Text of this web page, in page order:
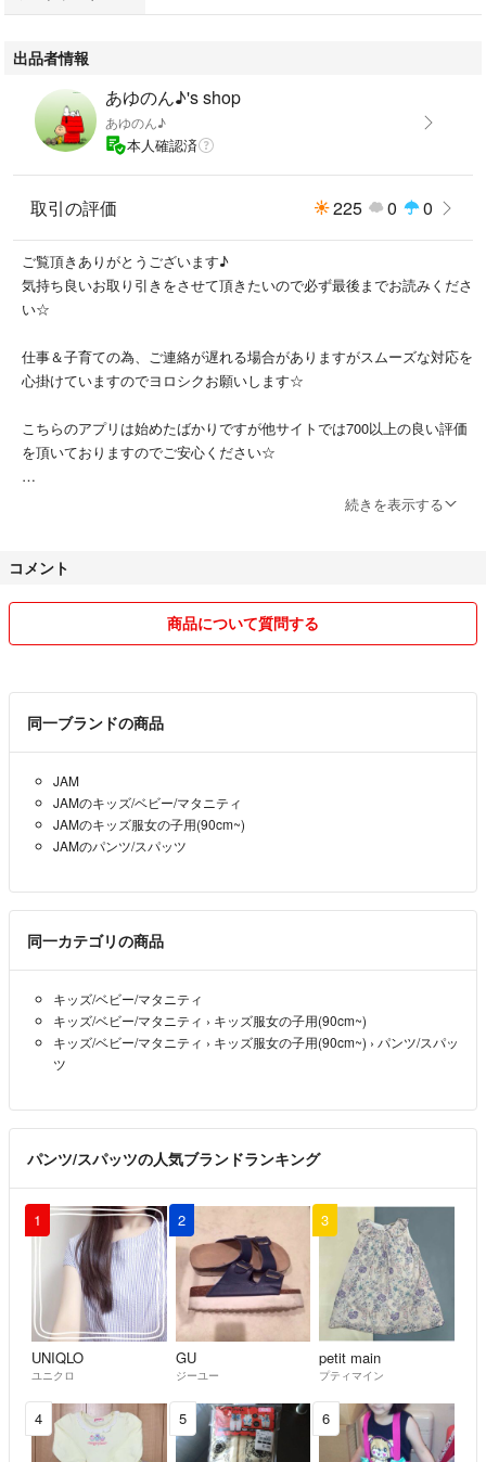
#ヒスミニ
出品者情報
あゆのん♪'s shop
あゆのん♪
本人確認済
取引の評価 225 0 0
ご覧頂きありがとうございます♪
気持ち良いお取り引きをさせて頂きたいので必ず最後までお読みくださ
い☆
仕事＆子育ての為、ご連絡が遅れる場合がありますがスムーズな対応を
心掛けていますのでヨロシクお願いします☆
こちらのアプリは始めたばかりですが他サイトでは700以上の良い評価
を頂いておりますのでご安心ください☆
★コメント、質問等のやりとりは最後までお願いします。
又、最低希望価格で出品している為、お値下げできない商品もございま
す☆
★ダラダラと長期にわたるお取り引きは苦手です！
お支払いは土・日・祝を除いて基本3日以内でお願いします。私が購入
させて頂いた場合も3日以内にお支払いさせて頂きますのでヨロシクお
★交渉中やコメントを頂いていても即購入された方を優先させて頂きま
すのでご了承ください☆
商品により圧縮袋に入れての梱包になります。
又、発送方法を変更する場合がありますがご理解ください。
★お取り置きは基本的にお受けしておりません。
(過去にお取り置きをしてそのままキャンセルされた事が他サイトで何
度もあった為)
どうしてもと言う方は評価を拝見させて頂きたいのでコメントより一言
お願いします☆
★新品未使用でも自宅保管の為、
神経質な方は購入をお控え下さい。
★スムーズなお取り引きを行う為にも気になる点がございましたらご購
入前にコメント欄よりご質問お願い致します☆
★サイズが合わないイメージと違うなどのクレーム、返品はお断り致し
ます。
最後までお読み頂きありがとうございました☆
続きを表示する
コメント
商品について質問する
同一ブランドの商品
JAM
JAMのキッズ/ベビー/マタニティ
JAMのキッズ服女の子用(90cm~)
JAMのパンツ/スパッツ
同一カテゴリの商品
キッズ/ベビー/マタニティ
キッズ/ベビー/マタニティ › キッズ服女の子用(90cm~)
キッズ/ベビー/マタニティ › キッズ服女の子用(90cm~) › パンツ/スパッ
ツ
パンツ/スパッツの人気ブランドランキング
1
UNIQLO
ユニクロ
2
GU
ジーユー
3
petit main
プティマイン
4 5 6